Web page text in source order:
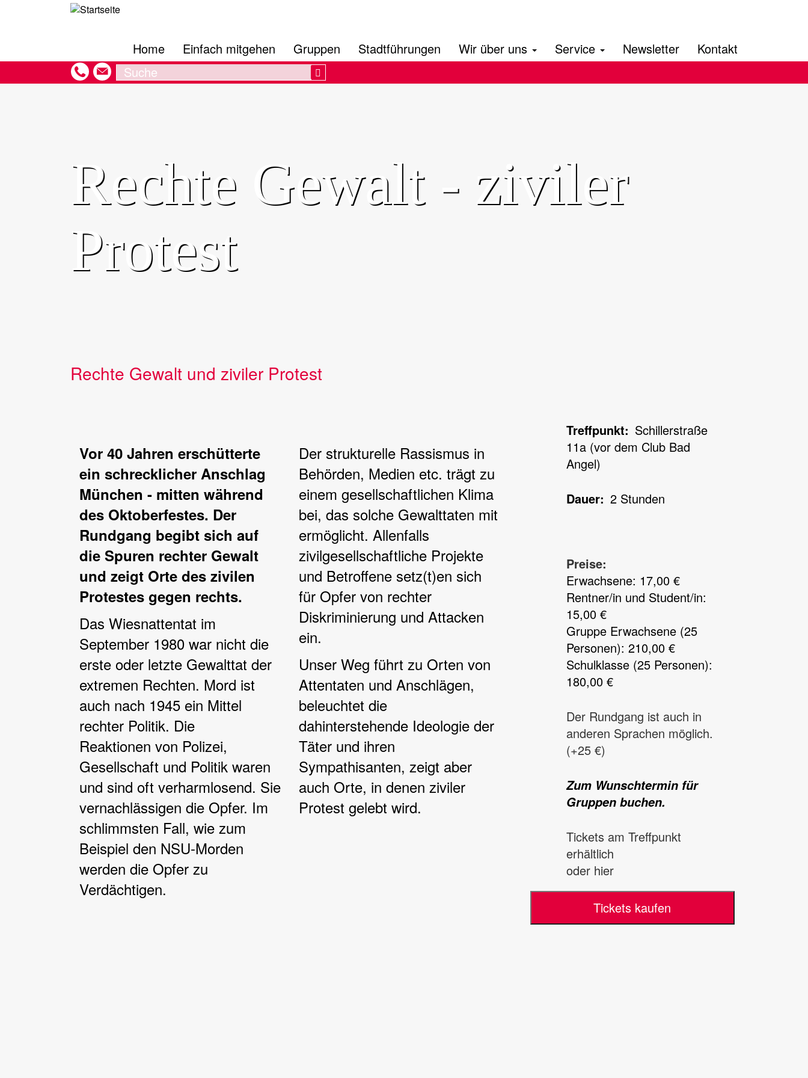
Hauptnavigation
Home Einfach mitgehen Gruppen Stadtführungen Wir über uns Service Newsletter Kontakt
Search Search
Rechte Gewalt - ziviler
Protest
Rechte Gewalt und ziviler Protest
Vor 40 Jahren erschütterte
ein schrecklicher Anschlag
München - mitten während
des Oktoberfestes. Der
Rundgang begibt sich auf
die Spuren rechter Gewalt
und zeigt Orte des zivilen
Protestes gegen rechts.
Das Wiesnattentat im
September 1980 war nicht die
erste oder letzte Gewalttat der
extremen Rechten. Mord ist
auch nach 1945 ein Mittel
rechter Politik. Die
Reaktionen von Polizei,
Gesellschaft und Politik waren
und sind oft verharmlosend. Sie
vernachlässigen die Opfer. Im
schlimmsten Fall, wie zum
Beispiel den NSU-Morden
werden die Opfer zu
Verdächtigen.
Der strukturelle Rassismus in
Behörden, Medien etc. trägt zu
einem gesellschaftlichen Klima
bei, das solche Gewalttaten mit
ermöglicht. Allenfalls
zivilgesellschaftliche Projekte
und Betroffene setz(t)en sich
für Opfer von rechter
Diskriminierung und Attacken
ein.
Unser Weg führt zu Orten von
Attentaten und Anschlägen,
beleuchtet die
dahinterstehende Ideologie der
Täter und ihren
Sympathisanten, zeigt aber
auch Orte, in denen ziviler
Protest gelebt wird.
Treffpunkt
Schillerstraße
11a (vor dem Club Bad
Angel)
Dauer 2 Stunden
Preise:
Erwachsene: 17,00 €
Rentner/in und Student/in:
15,00 €
Gruppe Erwachsene (25
Personen): 210,00 €
Schulklasse (25 Personen):
180,00 €
Der Rundgang ist auch in
anderen Sprachen möglich.
(+25 €)
Zum Wunschtermin für
Gruppen buchen.
Tickets am Treffpunkt
erhältlich
oder hier
Tickets kaufen